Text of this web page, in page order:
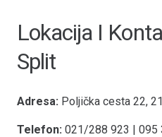
Lokacija I
Split
Adresa: Poljička cesta 22,
Telefon: 021/288 923 | 095